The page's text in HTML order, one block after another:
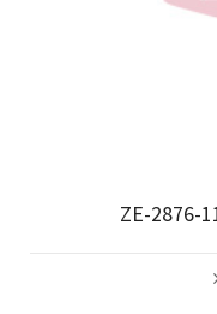
ZE-2876-